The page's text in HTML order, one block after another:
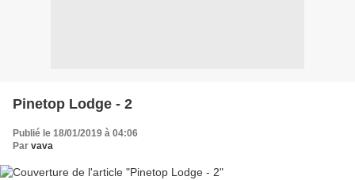
Pinetop Lodge - 2
Publié le 18/01/2019 à 04:06
Par vava